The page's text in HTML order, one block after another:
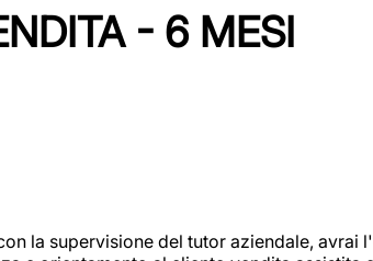
- 6 MESI
la supervisione del tutor aziendale,